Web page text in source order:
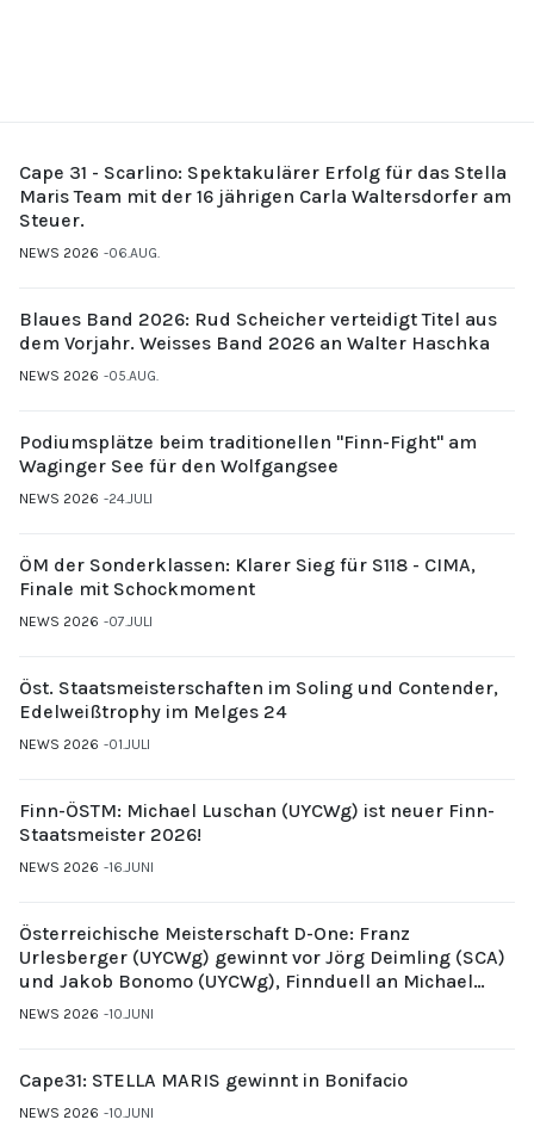
Cape 31 - Scarlino: Spektakulärer Erfolg für das Stella
Maris Team mit der 16 jährigen Carla Waltersdorfer am
Steuer.
NEWS 2026 06.AUG.
Blaues Band 2026: Rud Scheicher verteidigt Titel aus
dem Vorjahr. Weisses Band 2026 an Walter Haschka
NEWS 2026 05.AUG.
Podiumsplätze beim traditionellen "Finn-Fight" am
Waginger See für den Wolfgangsee
NEWS 2026 24.JULI
ÖM der Sonderklassen: Klarer Sieg für S118 - CIMA,
Finale mit Schockmoment
NEWS 2026 07.JULI
Öst. Staatsmeisterschaften im Soling und Contender,
Edelweißtrophy im Melges 24
NEWS 2026 01.JULI
Finn-ÖSTM: Michael Luschan (UYCWg) ist neuer Finn-
Staatsmeister 2026!
NEWS 2026 16.JUNI
Österreichische Meisterschaft D-One: Franz
Urlesberger (UYCWg) gewinnt vor Jörg Deimling (SCA)
und Jakob Bonomo (UYCWg), Finnduell an Michael
Gubi (UYCMo)
NEWS 2026 10.JUNI
Cape31: STELLA MARIS gewinnt in Bonifacio
NEWS 2026 10.JUNI